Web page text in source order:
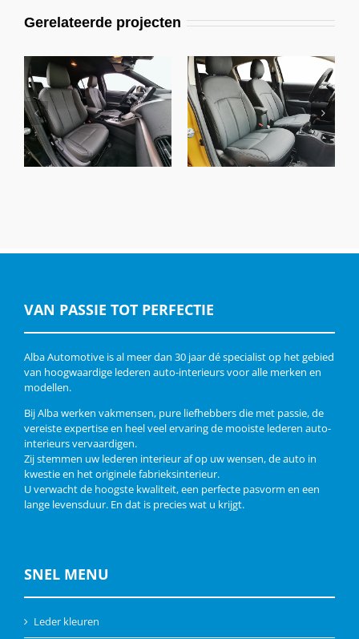
Gerelateerde projecten
Mitsubishi Eclipse
Cross, Alba
Buffalino leder
Antraciet
Mitsubishi Space
Star, Alba Eco-
leather Zwart
VAN PASSIE TOT PERFECTIE
Alba Automotive is al meer dan 30 jaar dé specialist op het gebied
van hoogwaardige lederen auto-interieurs voor alle merken en
modellen.
Bij Alba werken vakmensen, pure liefhebbers die met passie, de
vereiste expertise en heel veel ervaring de mooiste lederen auto-
interieurs vervaardigen.
Zij stemmen uw lederen interieur af op uw wensen, de auto in
kwestie en het originele fabrieksinterieur.
U verwacht de hoogste kwaliteit, een perfecte pasvorm en een
lange levensduur. En dat is precies wat u krijgt.
SNEL MENU
Leder kleuren